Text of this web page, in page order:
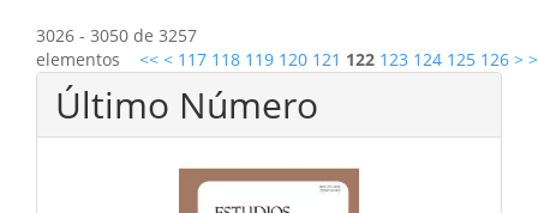
3026 - 3050 de 3257
elementos << < 117 118 119 120 121 122 123 124 125 126 >
Último Número